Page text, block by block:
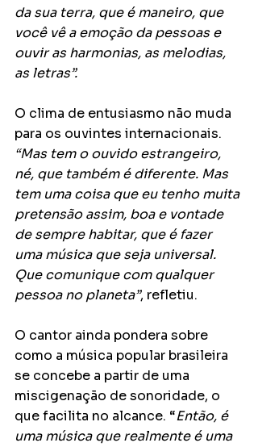
da sua terra, que é maneiro, que
você vê a emoção da pessoas e
ouvir as harmonias, as melodias,
as letras”.
O clima de entusiasmo não muda
para os ouvintes internacionais.
“Mas tem o ouvido estrangeiro,
né, que também é diferente. Mas
tem uma coisa que eu tenho muita
pretensão assim, boa e vontade
de sempre habitar, que é fazer
uma música que seja universal.
Que comunique com qualquer
pessoa no planeta”, refletiu.
O cantor ainda pondera sobre
como a música popular brasileira
se concebe a partir de uma
miscigenação de sonoridade, o
que facilita no alcance. “Então, é
uma música que realmente é uma